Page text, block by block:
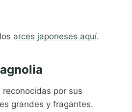
arces japoneses aquí.
reconocidas por sus
grandes y fragantes.